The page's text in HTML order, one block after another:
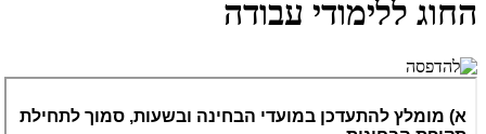
החוג ללימודי עבודה